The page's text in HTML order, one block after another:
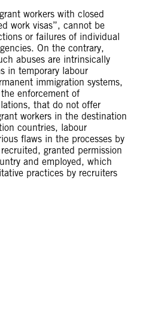
workers with closed
work visas”, cannot be
or failures of individual
On the contrary,
abuses are intrinsically
in temporary labour
immigration systems,
enforcement of
that do not offer
workers in the destination
countries, labour
flaws in the processes by
granted permission
and employed, which
practices by recruiters